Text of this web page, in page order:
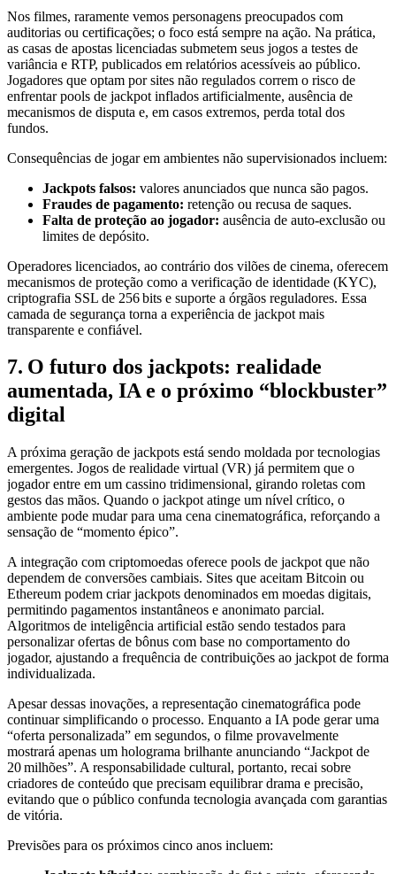
Nos filmes, raramente vemos personagens preocupados com
auditorias ou certificações; o foco está sempre na ação. Na prática,
as casas de apostas licenciadas submetem seus jogos a testes de
variância e RTP, publicados em relatórios acessíveis ao público.
Jogadores que optam por sites não regulados correm o risco de
enfrentar pools de jackpot inflados artificialmente, ausência de
mecanismos de disputa e, em casos extremos, perda total dos
fundos.
Consequências de jogar em ambientes não supervisionados incluem:
Jackpots falsos: valores anunciados que nunca são pagos.
Fraudes de pagamento: retenção ou recusa de saques.
Falta de proteção ao jogador: ausência de auto‑exclusão ou
limites de depósito.
Operadores licenciados, ao contrário dos vilões de cinema, oferecem
mecanismos de proteção como a verificação de identidade (KYC),
criptografia SSL de 256 bits e suporte a órgãos reguladores. Essa
camada de segurança torna a experiência de jackpot mais
transparente e confiável.
7. O futuro dos jackpots: realidade
aumentada, IA e o próximo “blockbuster”
digital
A próxima geração de jackpots está sendo moldada por tecnologias
emergentes. Jogos de realidade virtual (VR) já permitem que o
jogador entre em um cassino tridimensional, girando roletas com
gestos das mãos. Quando o jackpot atinge um nível crítico, o
ambiente pode mudar para uma cena cinematográfica, reforçando a
sensação de “momento épico”.
A integração com criptomoedas oferece pools de jackpot que não
dependem de conversões cambiais. Sites que aceitam Bitcoin ou
Ethereum podem criar jackpots denominados em moedas digitais,
permitindo pagamentos instantâneos e anonimato parcial.
Algoritmos de inteligência artificial estão sendo testados para
personalizar ofertas de bônus com base no comportamento do
jogador, ajustando a frequência de contribuições ao jackpot de forma
individualizada.
Apesar dessas inovações, a representação cinematográfica pode
continuar simplificando o processo. Enquanto a IA pode gerar uma
“oferta personalizada” em segundos, o filme provavelmente
mostrará apenas um holograma brilhante anunciando “Jackpot de
20 milhões”. A responsabilidade cultural, portanto, recai sobre
criadores de conteúdo que precisam equilibrar drama e precisão,
evitando que o público confunda tecnologia avançada com garantias
de vitória.
Previsões para os próximos cinco anos incluem: